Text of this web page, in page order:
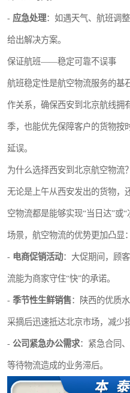
- 应急处理：如遇天气、航班调
给出解决方案。
保证航班——稳定可靠不误事
航班稳定性是航空物流服务的基
作关系，确保西安到北京航线拥
季，也能优先保障客户的货物按
延误。
为什么选择西安到北京航空物流？
无论是上午从西安发出的货物，
空物流都是能够实现“当日达”或
场景，航空物流的优势更加凸显：
- 电商促销活动：大促期间，顾
流能为商家守住“快”的承诺。
- 季节性生鲜销售：陕西的优质
采摘后迅速抵达北京市场，减少
- 公司紧急办公需求：紧急合同
等待物流造成的业务滞后。